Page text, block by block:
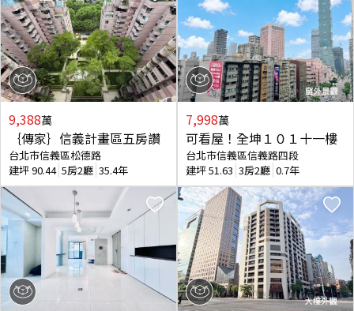
9,388萬
｛傳家｝信義計畫區五房讚
台北市信義區松德路
建坪90.44 5房2廳 35.4年
7,998萬
可看屋！全坤１０１十一樓
台北市信義區信義路四段
建坪51.63 3房2廳 0.7年